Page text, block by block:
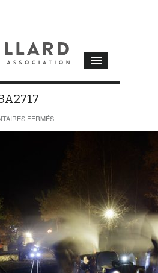
FERMÉSSUR
_B3A2717